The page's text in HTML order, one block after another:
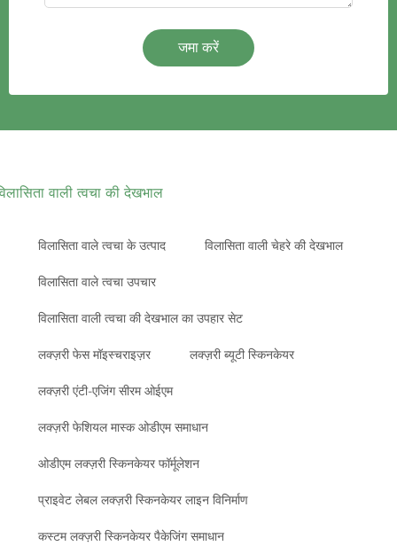
जमा करें
वाली त्वचा की देखभाल
विलासिता वाले त्वचा के उत्पाद विलासिता वाली चेहरे की देखभाल
विलासिता वाले त्वचा उपचार
विलासिता वाली त्वचा की देखभाल का उपहार सेट
लक्ज़री फेस मॉइस्चराइज़र लक्ज़री ब्यूटी स्किनकेयर
लक्ज़री एंटी-एजिंग सीरम ओईएम
लक्ज़री फेशियल मास्क ओडीएम समाधान
ओडीएम लक्ज़री स्किनकेयर फॉर्मूलेशन
प्राइवेट लेबल लक्ज़री स्किनकेयर लाइन विनिर्माण
कस्टम लक्ज़री स्किनकेयर पैकेजिंग समाधान